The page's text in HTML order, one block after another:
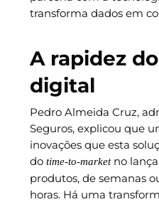
transforma dados em
A rapidez
digital
Pedro Almeida Cruz,
Seguros, explicou que
inovações que esta
do time-to-marketno
produtos, de semanas
horas. Há uma